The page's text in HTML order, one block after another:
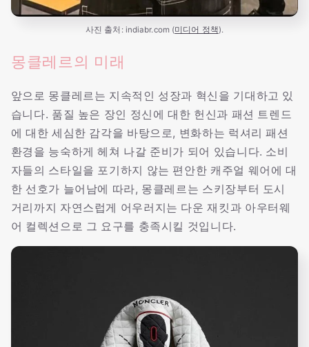
사진 출처: indiabr.com (미디어 정책).
몽클레르의 미래
앞으로 몽클레르는 지속적인 성장과 혁신을 기대하고 있
습니다. 품질 높은 장인 정신에 대한 헌신과 패션 트렌드
에 대한 세심한 감각을 바탕으로, 변화하는 럭셔리 패션
환경을 능숙하게 헤쳐 나갈 준비가 되어 있습니다. 소비
자들의 스타일을 포기하지 않는 편안한 캐주얼 웨어에 대
한 선호가 늘어남에 따라, 몽클레르는 스키장부터 도시
거리까지 자연스럽게 어우러지는 다운 재킷과 아우터웨
어 컬렉션으로 그 요구를 충족시킬 것입니다.